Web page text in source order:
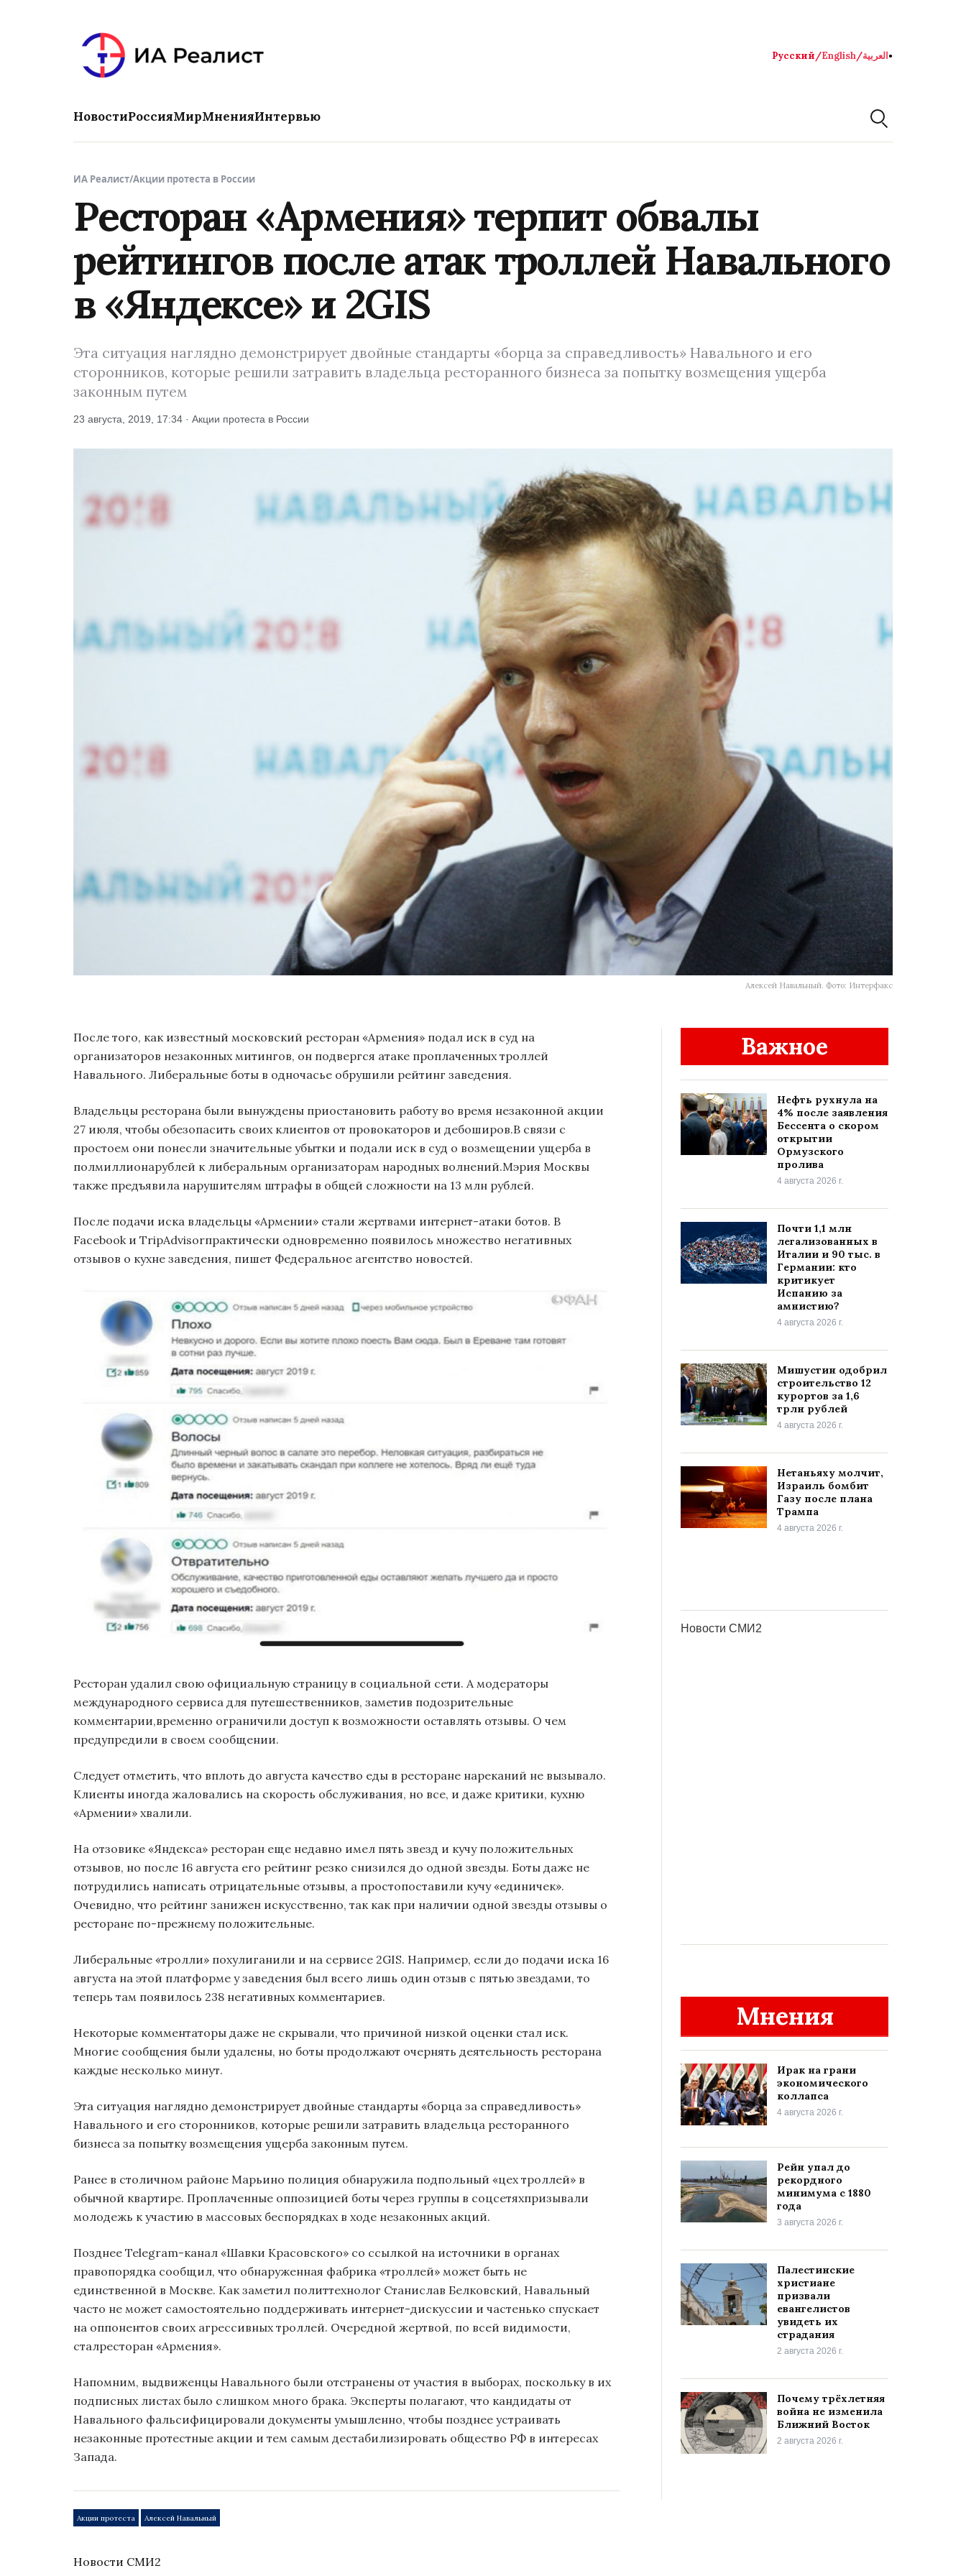
Русский/English/العربية●
НовостиРоссияМирМненияИнтервью
ИА Реалист/Акции протеста в России
Ресторан «Армения» терпит обвалы
рейтингов после атак троллей Навального
в «Яндексе» и 2GIS
Эта ситуация наглядно демонстрирует двойные стандарты «борца за справедливость» Навального и его
сторонников, которые решили затравить владельца ресторанного бизнеса за попытку возмещения ущерба
законным путем
23 августа, 2019, 17:34 · Акции протеста в России
Алексей Навальный. Фото: Интерфакс
После того, как известный московский ресторан «Армения» подал иск в суд на
организаторов незаконных митингов, он подвергся атаке проплаченных троллей
Навального. Либеральные боты в одночасье обрушили рейтинг заведения.
Владельцы ресторана были вынуждены приостановить работу во время незаконной акции
27 июля, чтобы обезопасить своих клиентов от провокаторов и дебоширов.В связи с
простоем они понесли значительные убытки и подали иск в суд о возмещении ущерба в
полмиллионарублей к либеральным организаторам народных волнений.Мэрия Москвы
также предъявила нарушителям штрафы в общей сложности на 13 млн рублей.
После подачи иска владельцы «Армении» стали жертвами интернет-атаки ботов. В
Facebook и TripAdvisorпрактически одновременно появилось множество негативных
отзывов о кухне заведения, пишет Федеральное агентство новостей.
Ресторан удалил свою официальную страницу в социальной сети. А модераторы
международного сервиса для путешественников, заметив подозрительные
комментарии,временно ограничили доступ к возможности оставлять отзывы. О чем
предупредили в своем сообщении.
Следует отметить, что вплоть до августа качество еды в ресторане нареканий не вызывало.
Клиенты иногда жаловались на скорость обслуживания, но все, и даже критики, кухню
«Армении» хвалили.
На отзовике «Яндекса» ресторан еще недавно имел пять звезд и кучу положительных
отзывов, но после 16 августа его рейтинг резко снизился до одной звезды. Боты даже не
потрудились написать отрицательные отзывы, а простопоставили кучу «единичек».
Очевидно, что рейтинг занижен искусственно, так как при наличии одной звезды отзывы о
ресторане по-прежнему положительные.
Либеральные «тролли» похулиганили и на сервисе 2GIS. Например, если до подачи иска 16
августа на этой платформе у заведения был всего лишь один отзыв с пятью звездами, то
теперь там появилось 238 негативных комментариев.
Некоторые комментаторы даже не скрывали, что причиной низкой оценки стал иск.
Многие сообщения были удалены, но боты продолжают очернять деятельность ресторана
каждые несколько минут.
Эта ситуация наглядно демонстрирует двойные стандарты «борца за справедливость»
Навального и его сторонников, которые решили затравить владельца ресторанного
бизнеса за попытку возмещения ущерба законным путем.
Ранее в столичном районе Марьино полиция обнаружила подпольный «цех троллей» в
обычной квартире. Проплаченные оппозицией боты через группы в соцсетяхпризывали
молодежь к участию в массовых беспорядках в ходе незаконных акций.
Позднее Telegram-канал «Шавки Красовского» со ссылкой на источники в органах
правопорядка сообщил, что обнаруженная фабрика «троллей» может быть не
единственной в Москве. Как заметил политтехнолог Станислав Белковский, Навальный
часто не может самостоятельно поддерживать интернет-дискуссии и частенько спускает
на оппонентов своих агрессивных троллей. Очередной жертвой, по всей видимости,
сталресторан «Армения».
Напомним, выдвиженцы Навального были отстранены от участия в выборах, поскольку в их
подписных листах было слишком много брака. Эксперты полагают, что кандидаты от
Навального фальсифицировали документы умышленно, чтобы позднее устраивать
незаконные протестные акции и тем самым дестабилизировать общество РФ в интересах
Запада.
Акции протеста Алексей Навальный
Новости СМИ2
Важное
Нефть рухнула на
4% после заявления
Бессента о скором
открытии
Ормузского
пролива
4 августа 2026 г.
Почти 1,1 млн
легализованных в
Италии и 90 тыс. в
Германии: кто
критикует
Испанию за
амнистию?
4 августа 2026 г.
Мишустин одобрил
строительство 12
курортов за 1,6
трлн рублей
4 августа 2026 г.
Нетаньяху молчит,
Израиль бомбит
Газу после плана
Трампа
4 августа 2026 г.
Мнения
Ирак на грани
экономического
коллапса
4 августа 2026 г.
Рейн упал до
рекордного
минимума с 1880
года
3 августа 2026 г.
Палестинские
христиане
призвали
евангелистов
увидеть их
страдания
2 августа 2026 г.
Почему трёхлетняя
война не изменила
Ближний Восток
2 августа 2026 г.